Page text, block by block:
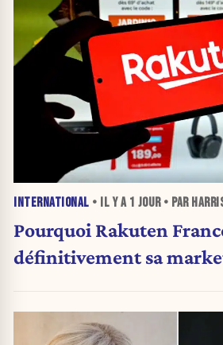
INTERNATIONAL • IL Y A 1 JOUR• PAR
Pourquoi Rakuten
définitivement sa